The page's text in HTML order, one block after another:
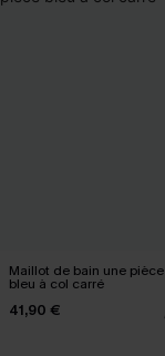
Maillot de bain une pièce
bleu à col carré
41,90 €